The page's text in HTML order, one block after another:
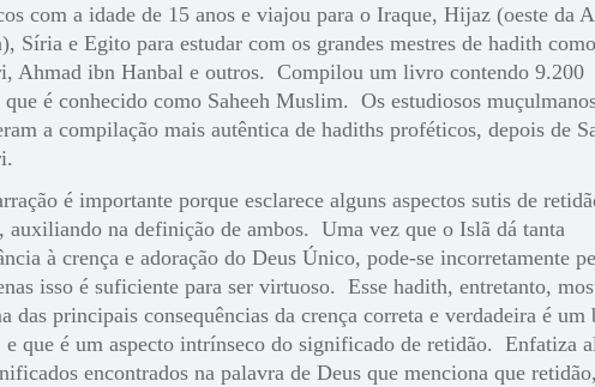
com a idade de 15 anos e viajou para o Iraque, Hijaz (oeste da
Síria e Egito para estudar com os grandes mestres de hadith como
Ahmad ibn Hanbal e outros. Compilou um livro contendo 9.200
que é conhecido como Saheeh Muslim. Os estudiosos
a compilação mais autêntica de hadiths proféticos, depois de
é importante porque esclarece alguns aspectos sutis de
auxiliando na definição de ambos. Uma vez que o Islã dá tanta
à crença e adoração do Deus Único, pode-se incorretamente
isso é suficiente para ser virtuoso. Esse hadith, entretanto,
das principais consequências da crença correta e verdadeira é um
e que é um aspecto intrínseco do significado de retidão. Enfatiza
encontrados na palavra de Deus que menciona que